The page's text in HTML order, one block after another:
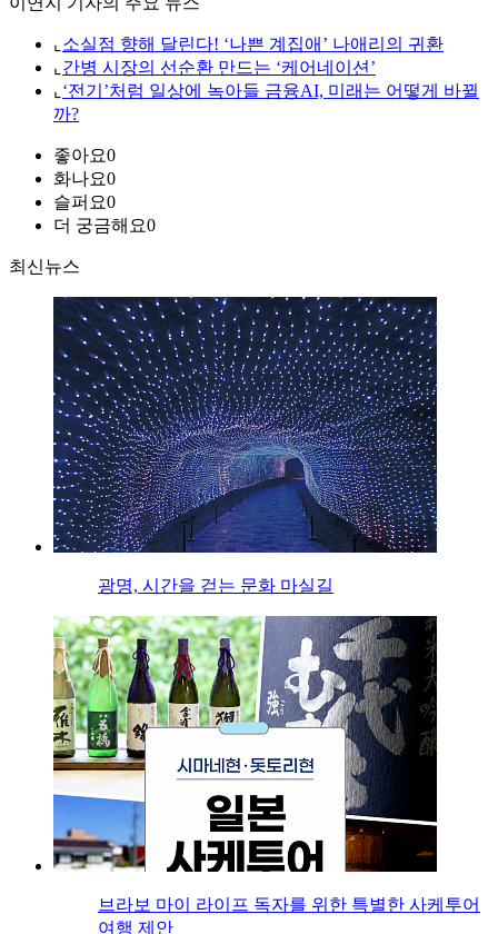
⌞ 소실점 향해 달린다! ‘나쁜 계집애’ 나애리의 귀환
⌞ 간병 시장의 선순환 만드는 ‘케어네이션’
⌞ ‘전기’처럼 일상에 녹아들 금융AI, 미래는 어떻게 바뀔
까?
좋아요0
화나요0
슬퍼요0
더 궁금해요0
최신뉴스
광명, 시간을 걷는 문화 마실길
브라보 마이 라이프 독자를 위한 특별한 사케투어
여행 제안